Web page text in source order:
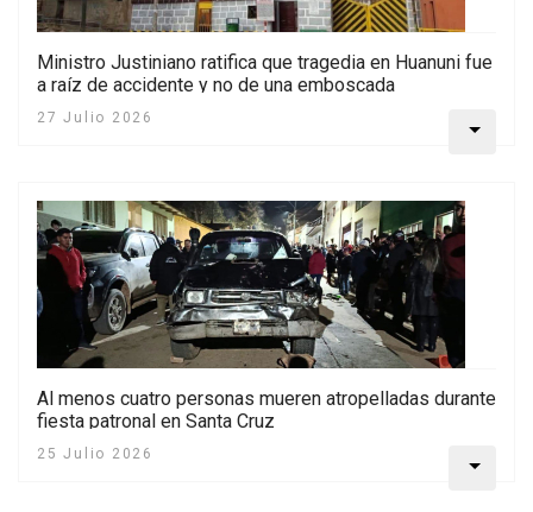
Ministro Justiniano ratifica que tragedia en Huanuni fue
a raíz de accidente y no de una emboscada
27 Julio 2026
Al menos cuatro personas mueren atropelladas durante
fiesta patronal en Santa Cruz
25 Julio 2026